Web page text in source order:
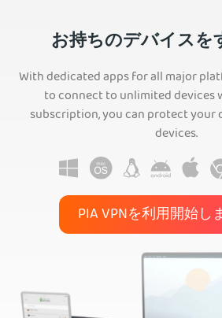
お持ちのデバイスを
With dedicated apps for all major
to connect to unlimited devices
subscription, you can protect your
devices.
PIA VPNを利用開始し